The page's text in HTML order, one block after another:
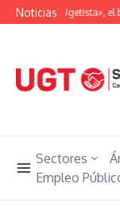
Saltar al contenido
Noticias
«Unión Ugetista», el
Sectores
Empleo